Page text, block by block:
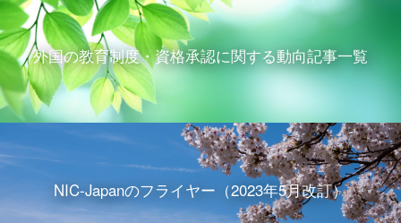
外国の教育制度・資格承認に関する動向記事一覧
NIC-Japanのフライヤー（2023年5月改訂）